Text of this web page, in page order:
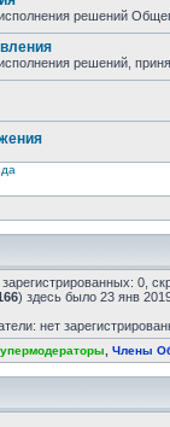
решений
решений,
зарегистрированных: 0,
) здесь было 23 янв
нет
Члены